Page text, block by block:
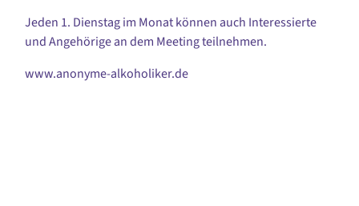
Jeden 1. Dienstag im Monat können auch Interessierte
und Angehörige an dem Meeting teilnehmen.
www.anonyme-alkoholiker.de